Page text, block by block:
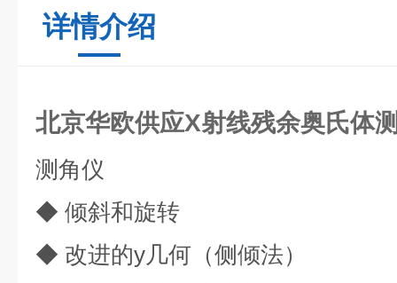
详情介绍
北京华欧供应X射线残余奥氏体
测角仪
◆ 倾斜和旋转
◆ 改进的y几何（侧倾法）